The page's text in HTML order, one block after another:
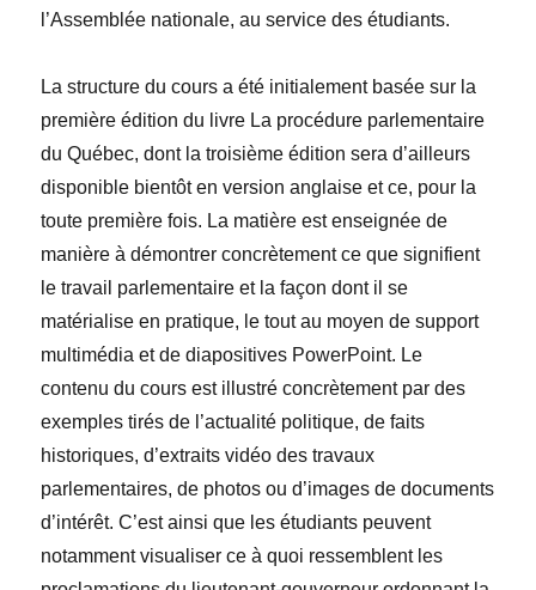
l’Assemblée nationale, au service des étudiants.
La structure du cours a été initialement basée sur la
première édition du livre La procédure parlementaire
du Québec, dont la troisième édition sera d’ailleurs
disponible bientôt en version anglaise et ce, pour la
toute première fois. La matière est enseignée de
manière à démontrer concrètement ce que signifient
le travail parlementaire et la façon dont il se
matérialise en pratique, le tout au moyen de support
multimédia et de diapositives PowerPoint. Le
contenu du cours est illustré concrètement par des
exemples tirés de l’actualité politique, de faits
historiques, d’extraits vidéo des travaux
parlementaires, de photos ou d’images de documents
d’intérêt. C’est ainsi que les étudiants peuvent
notamment visualiser ce à quoi ressemblent les